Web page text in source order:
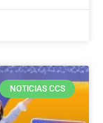
NOTICIAS CCS